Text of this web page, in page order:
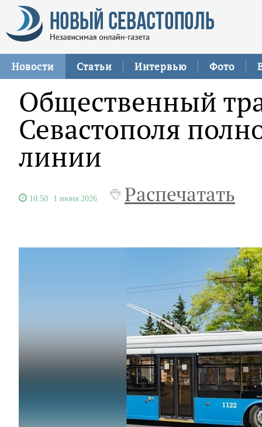
Новости Статьи Интервью Фото
Общественный
Севастополя
линии
10:50 1 июня 2026 Распечатать